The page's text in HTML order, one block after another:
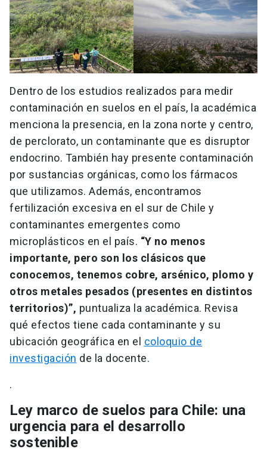
Dentro de los estudios realizados para medir
contaminación en suelos en el país, la académica
menciona la presencia, en la zona norte y centro,
de perclorato, un contaminante que es disruptor
endocrino. También hay presente contaminación
por sustancias orgánicas, como los fármacos
que utilizamos. Además, encontramos
fertilización excesiva en el sur de Chile y
contaminantes emergentes como
microplásticos en el país. “Y no menos
importante, pero son los clásicos que
conocemos, tenemos cobre, arsénico, plomo y
otros metales pesados (presentes en distintos
territorios)”, puntualiza la académica. Revisa
qué efectos tiene cada contaminante y su
ubicación geográfica en el coloquio de
investigación de la docente.
.
Ley marco de suelos para Chile: una
urgencia para el desarrollo
sostenible